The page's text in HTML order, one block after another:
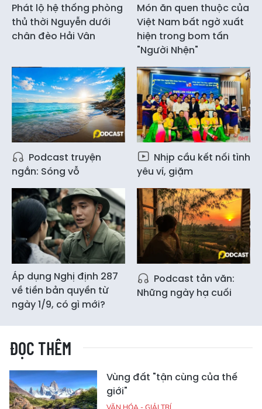
Phát lộ hệ thống phòng
thủ thời Nguyễn dưới
chân đèo Hải Vân
Món ăn quen thuộc của
Việt Nam bất ngờ xuất
hiện trong bom tấn
"Người Nhện"
Podcast truyện
ngắn: Sóng vỗ
Nhịp cầu kết nối tình
yêu ví, giặm
Áp dụng Nghị định 287
về tiền bản quyền từ
ngày 1/9, có gì mới?
Podcast tản văn:
Những ngày hạ cuối
ĐỌC THÊM
Vùng đất "tận cùng của thế
giới"
VĂN HÓA - GIẢI TRÍ